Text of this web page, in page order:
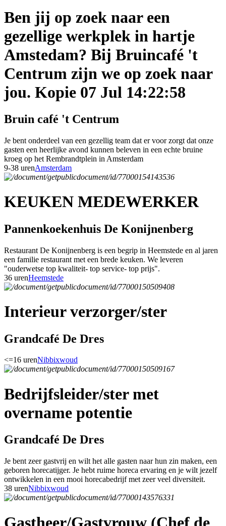
Ben jij op zoek naar een
gezellige werkplek in hartje
Amstedam? Bij Bruincafé 't
Centrum zijn we op zoek naar
jou. Kopie 07 Jul 14:22:58
Bruin café 't Centrum
Je bent onderdeel van een gezellig team dat er voor zorgt dat onze
gasten een heerlijke avond kunnen beleven in een echte bruine
kroeg op het Rembrandtplein in Amsterdam
9-38 urenAmsterdam
KEUKEN MEDEWERKER
Pannenkoekenhuis De Konijnenberg
Restaurant De Konijnenberg is een begrip in Heemstede en al jaren
een familie restaurant met een brede keuken. We leveren
"ouderwetse top kwaliteit- top service- top prijs".
36 urenHeemstede
Interieur verzorger/ster
Grandcafé De Dres
<=16 urenNibbixwoud
Bedrijfsleider/ster met
overname potentie
Grandcafé De Dres
Je bent zeer gastvrij en wilt het alle gasten naar hun zin maken, een
geboren horecatijger. Je hebt ruime horeca ervaring en je wilt jezelf
ontwikkelen in een mooi horecabedrijf met zeer veel diversiteit.
38 urenNibbixwoud
Gastheer/Gastvrouw (Chef de